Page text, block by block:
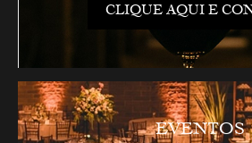
CLIQUE AQUI E
EVENTOS